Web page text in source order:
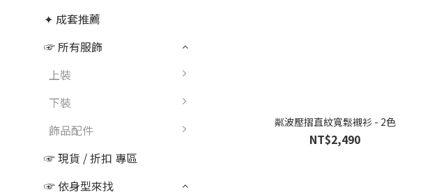
✦ 成套推薦
☞ 所有服飾
上裝
下裝
飾品配件
☞ 現貨 / 折扣 專區
☞ 依身型來找
粼波壓摺直紋寬鬆襯衫 - 2色
NT$2,490